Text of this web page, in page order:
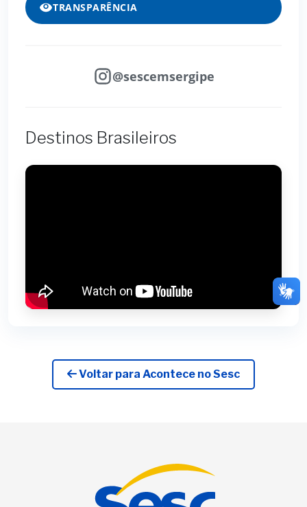
TRANSPARÊNCIA
@sescemsergipe
Destinos Brasileiros
Voltar para Acontece no Sesc